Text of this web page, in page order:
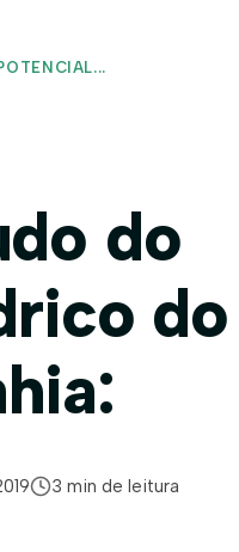
do
do
3 min de leitura